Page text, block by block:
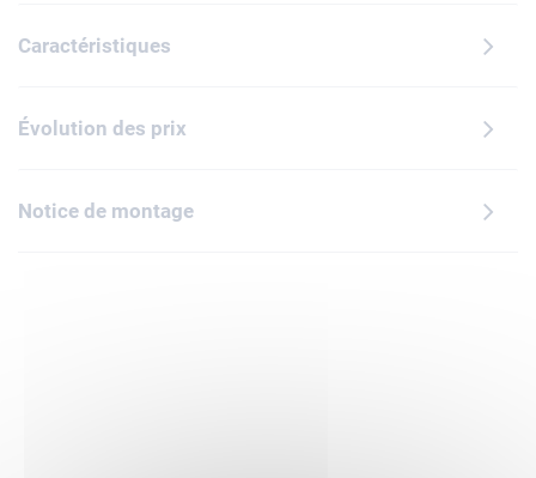
microscope réglable ou en OVNI doté d'antennes et de pieds
une brique lumineuse (piles incluses) que les enfants
peuvent allumer en appuyant sur un bouton pour projeter
microscope ou projeter une lumière sous l'OVNI. Le set
inclut 3 lentilles interchangeables ornées d'images d'une
Caractéristiques
Évolution des prix
Notice de montage